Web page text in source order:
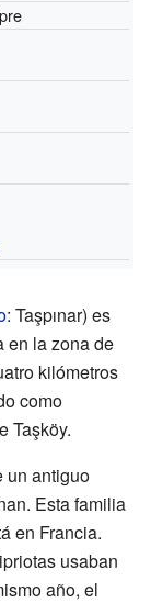
: Taşpınar) es
en la zona de
kilómetros
como
Taşköy.
un antiguo
Esta familia
en Francia.
usaban
año, el